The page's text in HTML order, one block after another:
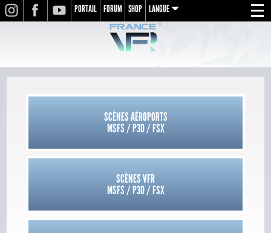
Menu
INSTAGRAMFACEBOOKYOUTUBE
PORTAIL FORUM SHOP LANGUE
de
SCÈNES AÉROPORTS
MSFS / P3D / FSX
SCÈNES VFR
MSFS / P3D / FSX